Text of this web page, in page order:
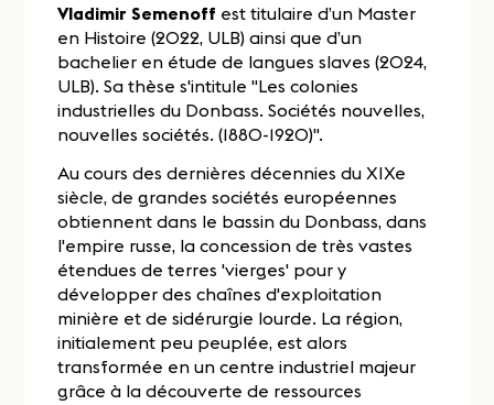
Vladimir Semenoff est titulaire d’un Master
en Histoire (2022, ULB) ainsi que d’un
bachelier en étude de langues slaves (2024,
ULB). Sa thèse s'intitule "Les colonies
industrielles du Donbass. Sociétés nouvelles,
nouvelles sociétés. (1880-1920)".
Au cours des dernières décennies du XIXe
siècle, de grandes sociétés européennes
obtiennent dans le bassin du Donbass, dans
l'empire russe, la concession de très vastes
étendues de terres 'vierges' pour y
développer des chaînes d'exploitation
minière et de sidérurgie lourde. La région,
initialement peu peuplée, est alors
transformée en un centre industriel majeur
grâce à la découverte de ressources